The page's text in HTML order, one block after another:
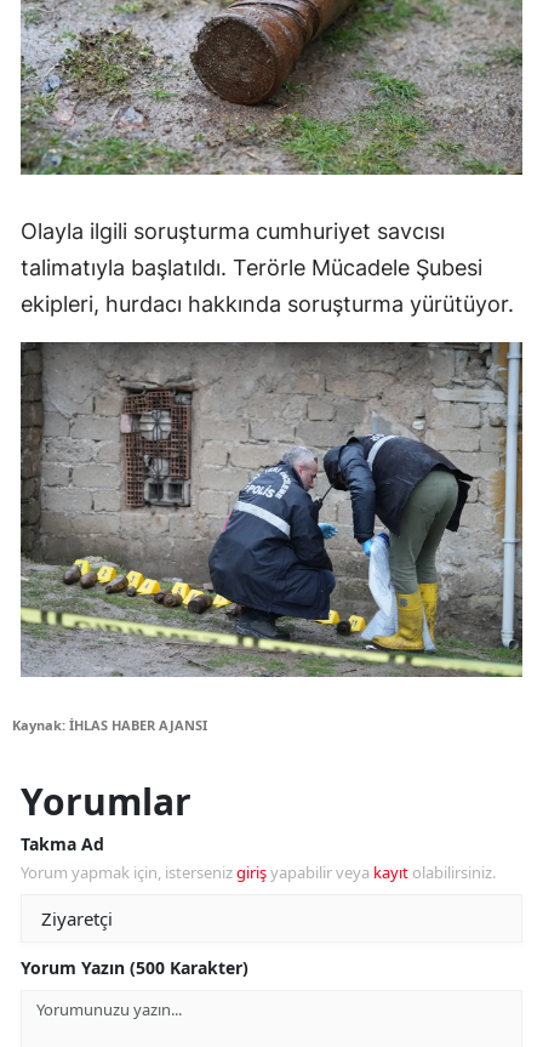
Olayla ilgili soruşturma cumhuriyet savcısı
talimatıyla başlatıldı. Terörle Mücadele Şubesi
ekipleri, hurdacı hakkında soruşturma yürütüyor.
Kaynak: İHLAS HABER AJANSI
Yorumlar
Takma Ad
Yorum yapmak için, istersenizgirişyapabilir veya kayıt olabilirsiniz.
Yorum Yazın (500 Karakter)